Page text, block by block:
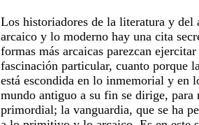
Los historiadores de la literatura y del
arcaico y lo moderno hay una cita
formas más arcaicas parezcan
fascinación particular, cuanto porque
está escondida en lo inmemorial y en
mundo antiguo a su fin se dirige, para
primordial; la vanguardia, que se ha